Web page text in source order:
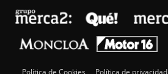
Política de Cookies Política de privacidad